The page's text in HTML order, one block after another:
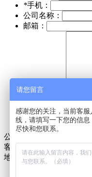
*手机：
公司名称：
邮箱：
*采购意向：
*验证码：
公司名称：东莞市万江金
客服电话：18925837671
地址：东莞市万江街道
请您留言
感谢您的关注，当前客服
线，请填写一下您的信息
尽快和您联系。